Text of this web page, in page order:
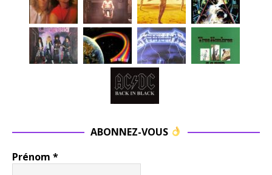
ABONNEZ-VOUS
Prénom *